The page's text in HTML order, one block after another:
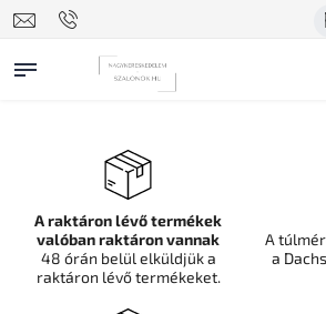
A raktáron lévő termékek
valóban raktáron vannak
48 órán belül elküldjük a
raktáron lévő termékeket.
A
a